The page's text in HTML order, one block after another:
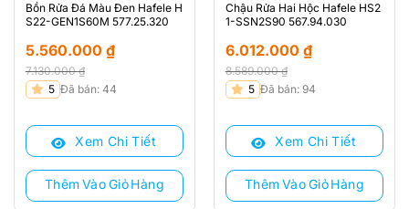
Bồn Rửa Đá Màu Đen Hafele H
S22-GEN1S60M 577.25.320
7.130.000₫
Giá
là:
7.130.000 ₫.
5.560.000 ₫
Giá
tại
5.560.000 ₫.
5 Đã bán: 44
Xem Chi Tiết
Thêm Vào Giỏ Hàng
Chậu Rửa Hai Hộc Hafele HS2
1-SSN2S90 567.94.030
8.589.000₫
Giá
là:
8.589.000 ₫.
6.012.000 ₫
Giá
tại
6.012.000 ₫.
5 Đã bán: 94
Xem Chi Tiết
Thêm Vào Giỏ Hàng